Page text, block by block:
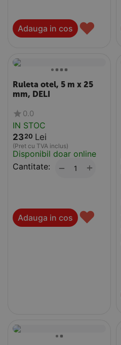
Adauga in cos ♥
Ruleta otel, 5 m x 25
mm, DELI
0.0
IN STOC
2320 Lei
(Pret cu TVA inclus)
Disponibil doar online
Cantitate:
+
−
Adauga in cos ♥